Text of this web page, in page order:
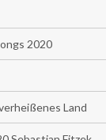
2020
Land